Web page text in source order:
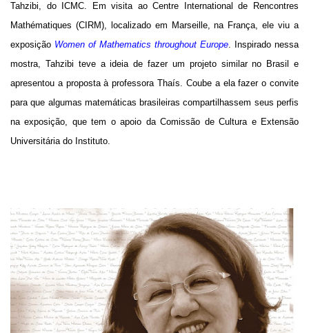
Tahzibi, do ICMC. Em visita ao Centre International de Rencontres
Mathématiques (CIRM), localizado em Marseille, na França, ele viu a
exposição Women of Mathematics throughout Europe. Inspirado nessa
mostra, Tahzibi teve a ideia de fazer um projeto similar no Brasil e
apresentou a proposta à professora Thaís. Coube a ela fazer o convite
para que algumas matemáticas brasileiras compartilhassem seus perfis
na exposição, que tem o apoio da Comissão de Cultura e Extensão
Universitária do Instituto.